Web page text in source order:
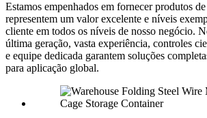
Estamos empenhados em fornecer produtos
representem um valor excelente e níveis
cliente em todos os níveis de nosso negócio.
última geração, vasta experiência, controles
e equipe dedicada garantem soluções
para aplicação global.